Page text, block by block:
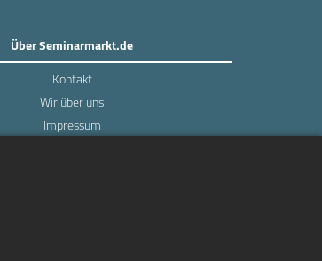
Über Seminarmarkt.de
Kontakt
Wir über uns
Impressum